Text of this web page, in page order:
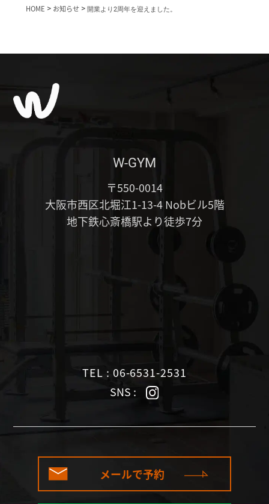
HOME > お知らせ> 開業より2周年を迎えました。
W-GYM
〒550-0014
大阪市西区北堀江1-13-4 Nobビル5階
地下鉄心斎橋駅より徒歩7分
TEL : 06-6531-2531
SNS :
メールで予約